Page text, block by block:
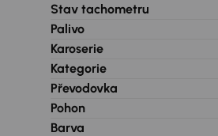
Stav tachometru
Palivo
Karoserie
Kategorie
Převodovka
Pohon
Barva